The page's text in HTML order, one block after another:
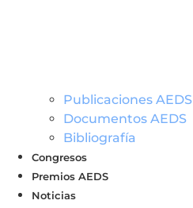
Publicaciones AEDS
Documentos AEDS
Bibliografía
Congresos
Premios AEDS
Noticias